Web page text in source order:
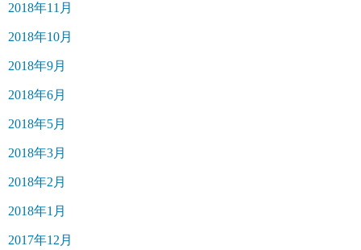
2018年11月
2018年10月
2018年9月
2018年6月
2018年5月
2018年3月
2018年2月
2018年1月
2017年12月